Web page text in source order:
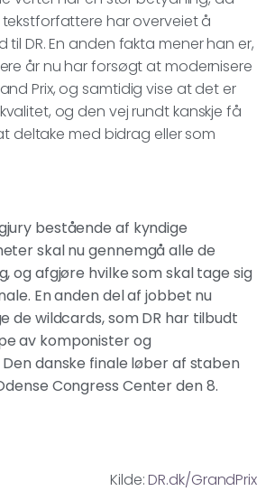
har overveiet å
DR. En anden fakta mener han er,
år nu har forsøgt at modernisere
Prix, og samtidig vise at det er
og den vej rundt kanskje få
deltake med bidrag eller som
bestående af kyndige
skal nu gennemgå alle de
og afgjøre hvilke som skal tage sig
En anden del af jobbet nu
de wildcards, som DR har tilbudt
av komponister og
danske finale løber af staben
Congress Center den 8.
Kilde:DR.dk/GrandPrix